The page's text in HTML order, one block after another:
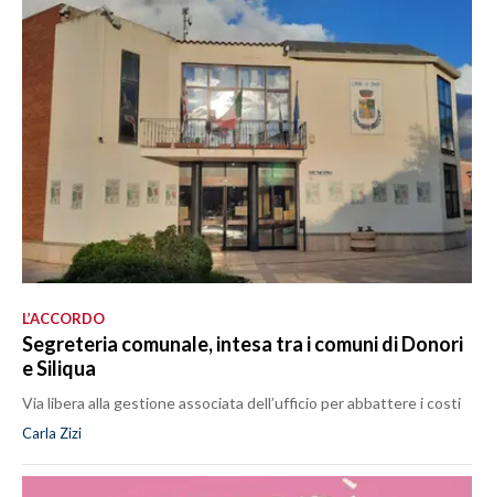
L’ACCORDO
Segreteria comunale, intesa tra i comuni di Donori
e Siliqua
Via libera alla gestione associata dell’ufficio per abbattere i costi
Carla Zizi